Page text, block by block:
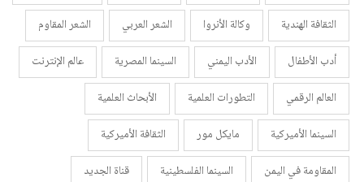
الثقافة الهندية
وكالة الأنروا الشعر العربي
الشعر المقاوم
أدب الأطفال
الأدب اليمني السينما المصرية
عالم الإنترنت
العالم الرقمي
التطورات العلمية
الأبحاث العلمية
السينما الأميركية
مايكل مور
الثقافة الأميركية
المقاومة في اليمن
السينما الفلسطينية
قناة الجديد